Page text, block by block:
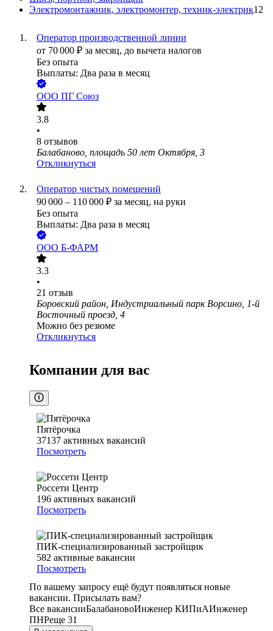
Электромонтажник, электромонтер, техник-электрик12
Оператор производственной линии
от 70 000 ₽ за месяц, до вычета налогов
Без опыта
Выплаты: Два раза в месяц
ООО ПГ Союз
3.8
•
8 отзывов
Балабаново, площадь 50 лет Октября, 3
Откликнуться
Оператор чистых помещений
90 000 – 110 000 ₽ за месяц, на руки
Без опыта
Выплаты: Два раза в месяц
ООО Б-ФАРМ
3.3
•
21 отзыв
Боровский район, Индустриальный парк Ворсино, 1-й
Восточный проезд, 4
Можно без резюме
Откликнуться
Компании для вас
Пятёрочка
37137 активных вакансий
Посмотреть
Россети Центр
196 активных вакансий
Посмотреть
ПИК-специализированный застройщик
582 активные вакансии
Посмотреть
По вашему запросу ещё будут появляться новые
вакансии. Присылать вам?
Все вакансииБалабановоИнженер КИПиАИнженер
ПНРеще 31